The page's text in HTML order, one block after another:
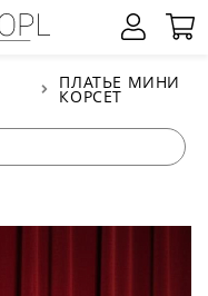
ПЛАТЬЕ МИНИ
КОРСЕТ